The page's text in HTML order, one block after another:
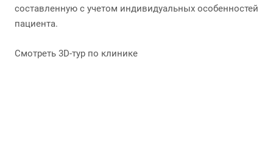
составленную с учетом индивидуальных особенностей
пациента.
Cмотреть 3D-тур по клинике